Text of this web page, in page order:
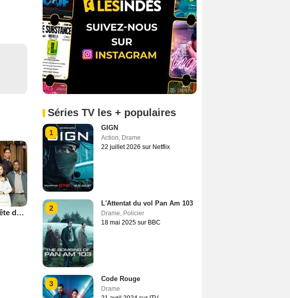
En quête de justice
Séries TV les + populaires
1
GIGN
Action, Drame
22 juillet 2026 sur Netflix
2
L'Attentat du vol Pan Am 103
Drame, Policier
18 mai 2025 sur BBC
3
Code Rouge
Drame